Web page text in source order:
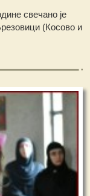
свечано је
(Косово и